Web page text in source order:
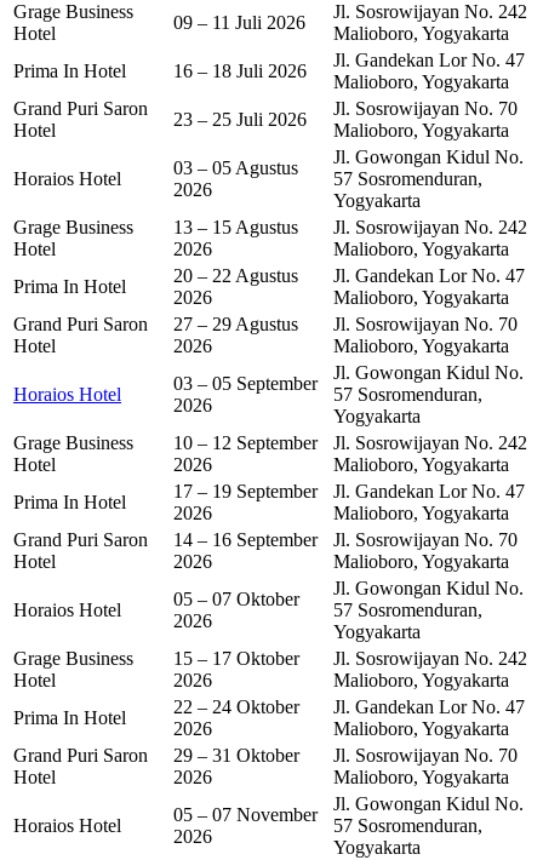
Grage Business
Hotel
09 – 11 Juli 2026
Jl. Sosrowijayan No. 242
Malioboro, Yogyakarta
Prima In Hotel
16 – 18 Juli 2026
Jl. Gandekan Lor No. 47
Malioboro, Yogyakarta
Grand Puri Saron
Hotel
23 – 25 Juli 2026
Jl. Sosrowijayan No. 70
Malioboro, Yogyakarta
Horaios Hotel
03 – 05 Agustus
2026
Jl. Gowongan Kidul No.
57 Sosromenduran,
Yogyakarta
Grage Business
Hotel
13 – 15 Agustus
2026
Jl. Sosrowijayan No. 242
Malioboro, Yogyakarta
Prima In Hotel
20 – 22 Agustus
2026
Jl. Gandekan Lor No. 47
Malioboro, Yogyakarta
Grand Puri Saron
Hotel
27 – 29 Agustus
2026
Jl. Sosrowijayan No. 70
Malioboro, Yogyakarta
Horaios Hotel
03 – 05 September
2026
Jl. Gowongan Kidul No.
57 Sosromenduran,
Yogyakarta
Grage Business
Hotel
10 – 12 September
2026
Jl. Sosrowijayan No. 242
Malioboro, Yogyakarta
Prima In Hotel
17 – 19 September
2026
Jl. Gandekan Lor No. 47
Malioboro, Yogyakarta
Grand Puri Saron
Hotel
14 – 16 September
2026
Jl. Sosrowijayan No. 70
Malioboro, Yogyakarta
Horaios Hotel
05 – 07 Oktober
2026
Jl. Gowongan Kidul No.
57 Sosromenduran,
Yogyakarta
Grage Business
Hotel
15 – 17 Oktober
2026
Jl. Sosrowijayan No. 242
Malioboro, Yogyakarta
Prima In Hotel
22 – 24 Oktober
2026
Jl. Gandekan Lor No. 47
Malioboro, Yogyakarta
Grand Puri Saron
Hotel
29 – 31 Oktober
2026
Jl. Sosrowijayan No. 70
Malioboro, Yogyakarta
Horaios Hotel
05 – 07 November
2026
Jl. Gowongan Kidul No.
57 Sosromenduran,
Yogyakarta